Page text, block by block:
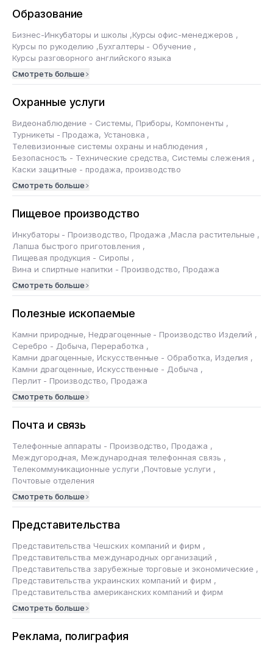
Образование
Бизнес-Инкубаторы и школы ,Курсы офис-менеджеров ,
Курсы по рукоделию ,Бухгалтеры - Обучение ,
Курсы разговорного английского языка
Смотреть больше
Охранные услуги
Видеонаблюдение - Системы, Приборы, Компоненты ,
Турникеты - Продажа, Установка ,
Телевизионные системы охраны и наблюдения ,
Безопасность - Технические средства, Системы слежения ,
Каски защитные - продажа, производство
Смотреть больше
Пищевое производство
Инкубаторы - Производство, Продажа ,Масла растительные ,
Лапша быстрого приготовления ,
Пищевая продукция - Сиропы ,
Вина и спиртные напитки - Производство, Продажа
Смотреть больше
Полезные ископаемые
Камни природные, Недрагоценные - Производство Изделий ,
Серебро - Добыча, Переработка ,
Камни драгоценные, Искусственные - Обработка, Изделия ,
Камни драгоценные, Искусственные - Добыча ,
Перлит - Производство, Продажа
Смотреть больше
Почта и связь
Телефонные аппараты - Производство, Продажа ,
Междугородная, Международная телефонная связь ,
Телекоммуникационные услуги ,Почтовые услуги ,
Почтовые отделения
Смотреть больше
Представительства
Представительства Чешских компаний и фирм ,
Представительства международных организаций ,
Представительства зарубежные торговые и экономические ,
Представительства украинских компаний и фирм ,
Представительства американских компаний и фирм
Смотреть больше
Реклама, полиграфия